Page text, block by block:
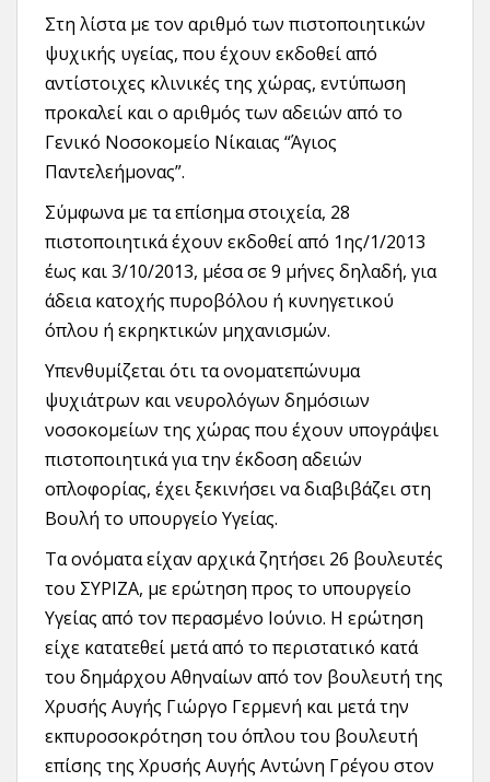
Στη λίστα με τον αριθμό των πιστοποιητικών
ψυχικής υγείας, που έχουν εκδοθεί από
αντίστοιχες κλινικές της χώρας, εντύπωση
προκαλεί και ο αριθμός των αδειών από το
Γενικό Νοσοκομείο Νίκαιας “Άγιος
Παντελεήμονας”.
Σύμφωνα με τα επίσημα στοιχεία, 28
πιστοποιητικά έχουν εκδοθεί από 1ης/1/2013
έως και 3/10/2013, μέσα σε 9 μήνες δηλαδή, για
άδεια κατοχής πυροβόλου ή κυνηγετικού
όπλου ή εκρηκτικών μηχανισμών.
Υπενθυμίζεται ότι τα ονοματεπώνυμα
ψυχιάτρων και νευρολόγων δημόσιων
νοσοκομείων της χώρας που έχουν υπογράψει
πιστοποιητικά για την έκδοση αδειών
οπλοφορίας, έχει ξεκινήσει να διαβιβάζει στη
Βουλή το υπουργείο Υγείας.
Τα ονόματα είχαν αρχικά ζητήσει 26 βουλευτές
του ΣΥΡΙΖΑ, με ερώτηση προς το υπουργείο
Υγείας από τον περασμένο Ιούνιο. Η ερώτηση
είχε κατατεθεί μετά από το περιστατικό κατά
του δημάρχου Αθηναίων από τον βουλευτή της
Χρυσής Αυγής Γιώργο Γερμενή και μετά την
εκπυροσοκρότηση του όπλου του βουλευτή
επίσης της Χρυσής Αυγής Αντώνη Γρέγου στον